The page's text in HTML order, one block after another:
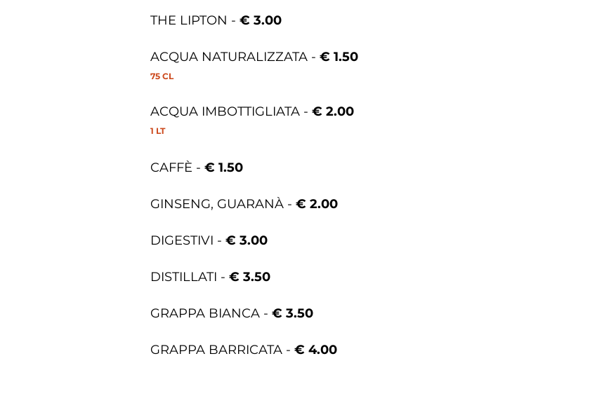
THE LIPTON - € 3.00
ACQUA NATURALIZZATA - € 1.50
75 CL
ACQUA IMBOTTIGLIATA - € 2.00
1 LT
CAFFÈ - € 1.50
GINSENG, GUARANÀ - € 2.00
DIGESTIVI - € 3.00
DISTILLATI - € 3.50
GRAPPA BIANCA - € 3.50
GRAPPA BARRICATA - € 4.00